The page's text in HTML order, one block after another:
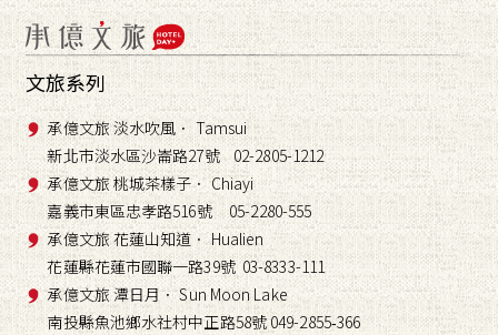
文旅系列
承億文旅 淡水吹風． Tamsui
新北市淡水區沙崙路27號 02-2805-1212
承億文旅 桃城茶樣子． Chiayi
嘉義市東區忠孝路516號 05-2280-555
承億文旅 花蓮山知道． Hualien
花蓮縣花蓮市國聯一路39號 03-8333-111
承億文旅 潭日月． Sun Moon Lake
南投縣魚池鄉水社村中正路58號 049-2855-366